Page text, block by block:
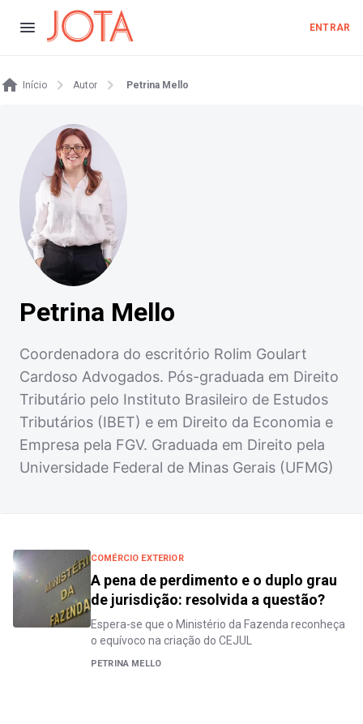
ENTRAR
Início Autor Petrina Mello
Petrina Mello
Coordenadora do escritório Rolim Goulart
Cardoso Advogados. Pós-graduada em Direito
Tributário pelo Instituto Brasileiro de Estudos
Tributários (IBET) e em Direito da Economia e
Empresa pela FGV. Graduada em Direito pela
Universidade Federal de Minas Gerais (UFMG)
COMÉRCIO EXTERIOR
A pena de perdimento e o duplo grau
de jurisdição: resolvida a questão?
Espera-se que o Ministério da Fazenda reconheça
o equívoco na criação do CEJUL
PETRINA MELLO